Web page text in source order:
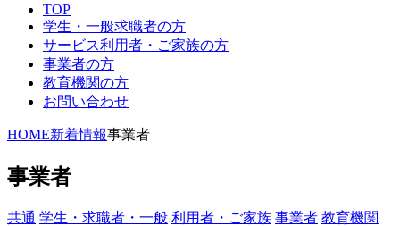
TOP
学生・一般求職者の方
サービス利用者・ご家族の方
事業者の方
教育機関の方
お問い合わせ
HOME新着情報事業者
事業者
共通 学生・求職者・一般 利用者・ご家族 事業者 教育機関